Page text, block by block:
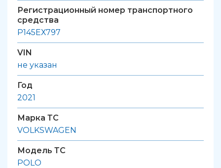
Регистрационный номер транспортного
средства
Р145ЕХ797
VIN
не указан
Год
2021
Марка ТС
VOLKSWAGEN
Модель ТС
POLO